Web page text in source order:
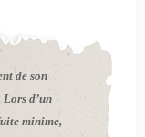
de son
d’un
minime,